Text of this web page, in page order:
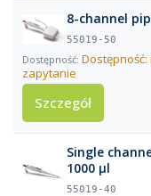
8-channel
55019-50
Dostępność:
zapytanie
Szczegół
Single
1000 µl
55019-40